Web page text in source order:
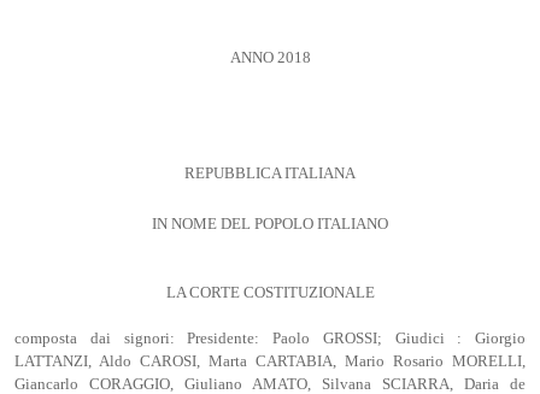
ANNO 2018
REPUBBLICA ITALIANA
IN NOME DEL POPOLO ITALIANO
LA CORTE COSTITUZIONALE
composta dai signori: Presidente: Paolo GROSSI; Giudici : Giorgio
LATTANZI, Aldo CAROSI, Marta CARTABIA, Mario Rosario MORELLI,
Giancarlo CORAGGIO, Giuliano AMATO, Silvana SCIARRA, Daria de